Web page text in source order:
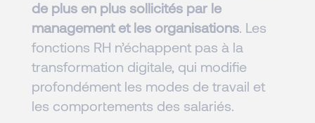
de plus en plus sollicités par le
management et les organisations. Les
fonctions RH n’échappent pas à la
transformation digitale, qui modifie
profondément les modes de travail et
les comportements des salariés.